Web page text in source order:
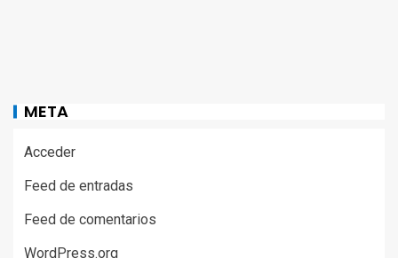
META
Acceder
Feed de entradas
Feed de comentarios
WordPress.org